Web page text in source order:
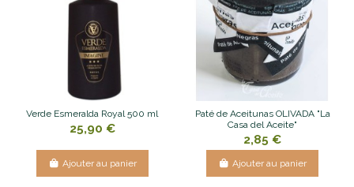
Verde Esmeralda Royal 500 ml
25,90 €
Ajouter au panier
Paté de Aceitunas OLIVADA "La
Casa del Aceite"
2,85 €
Ajouter au panier